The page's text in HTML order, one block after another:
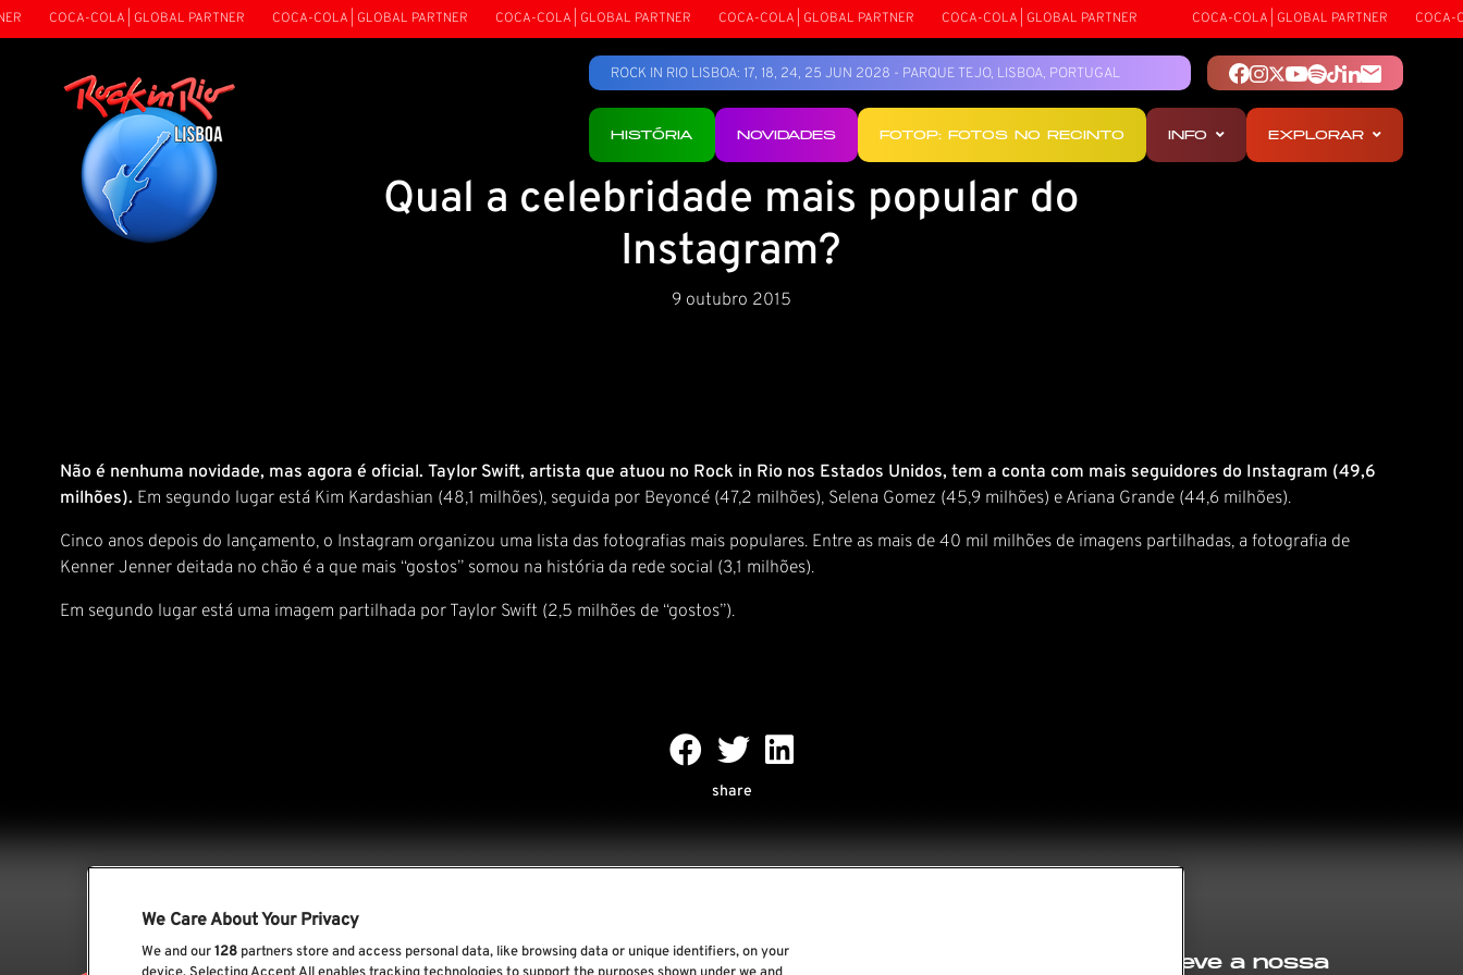
COCA-COLA | GLOBAL PARTNER COCA-COLA | GLOBAL PARTNER COCA-COLA | GLOBAL PARTNER COCA-COLA | GLOBAL PARTNER COCA-COLA | GLOBAL PARTNER COCA-COLA | GLOBAL PARTNER COCA-
ROCK IN RIO LISBOA: 17, 18, 24, 25 JUN 2028 - PARQUE TEJO, LISBOA, PORTUGAL
HISTÓRIA NOVIDADES FOTOP: FOTOS NO RECINTO INFO EXPLORAR
Qual a celebridade mais popular do
Instagram?
9 outubro 2015
Não é nenhuma novidade, mas agora é oficial. Taylor Swift, artista que atuou no Rock in Rio nos Estados Unidos, tem a conta com mais seguidores do Instagram (49,6
milhões). Em segundo lugar está Kim Kardashian (48,1 milhões), seguida por Beyoncé (47,2 milhões), Selena Gomez (45,9 milhões) e Ariana Grande (44,6 milhões).
Cinco anos depois do lançamento, o Instagram organizou uma lista das fotografias mais populares. Entre as mais de 40 mil milhões de imagens partilhadas, a fotografia de
Kenner Jenner deitada no chão é a que mais “gostos” somou na história da rede social (3,1 milhões).
Em segundo lugar está uma imagem partilhada por Taylor Swift (2,5 milhões de “gostos”).
share
Rock World
Subscreve a nossa
We Care About Your Privacy
We and our128 partners store and access personal data, like browsing data or unique identifiers, on your